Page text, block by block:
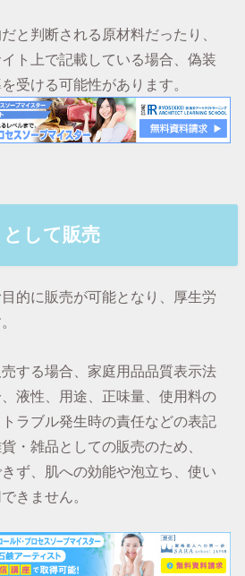
と判断される原材料だったり、
ト上で記載している場合、偽装
受ける可能性があります。
として販売
的に販売が可能となり、厚生労
する場合、家庭用品品質表示法
液性、用途、正味量、使用料の
ラブル発生時の責任などの表記
・雑品としての販売のため、
きず、肌への効能や泡立ち、使い
きません。